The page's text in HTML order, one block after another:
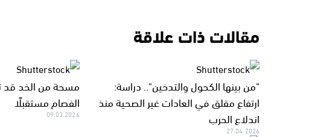
مقالات ذات علاقة
"من بينها الكحول والتدخين".. دراسة:
ارتفاع مقلق في العادات غير الصحية منذ
اندلاع الحرب
27.04.2026
مسحة من الخد
الفصام مستقبلًا
09.03.2026